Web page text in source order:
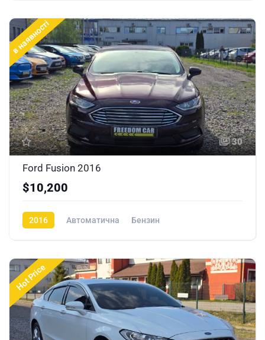
в наявності
30
Ford Fusion 2016
$10,200
2016 Автоматична Бензин
Hot Price